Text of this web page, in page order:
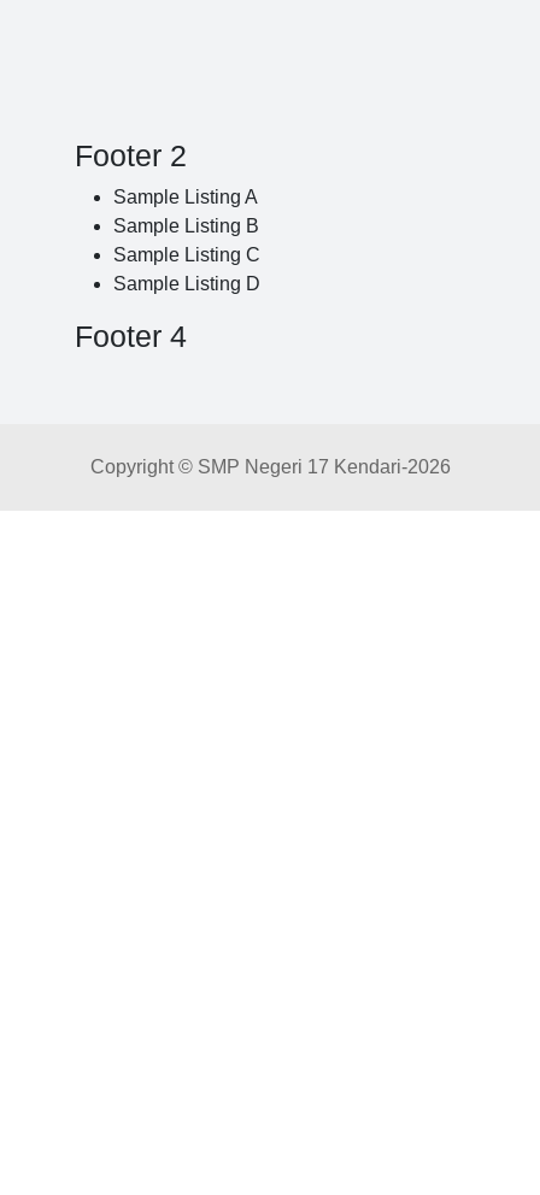
Footer 2
Sample Listing A
Sample Listing B
Sample Listing C
Sample Listing D
Footer 4
Copyright © SMP Negeri 17 Kendari-2026